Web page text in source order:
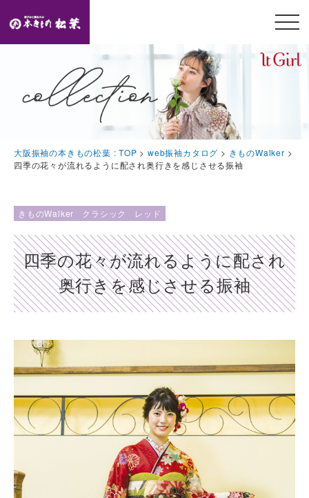
TOP
トップページ
本きもの松葉の特徴
豪華特典・振袖キャンペーン
Collection
振袖コレクション
Plan
プラン
Shop list
店舗一覧
ピックアップ店舗
Blog
Gallery
メニ
開閉
大阪振袖の本きもの松葉 : TOP >web振袖カタログ > きものWalker >
四季の花々が流れるように配され奥行きを感じさせる振袖
きものWalker クラシック レッド
四季の花々が流れるように配され
奥行きを感じさせる振袖